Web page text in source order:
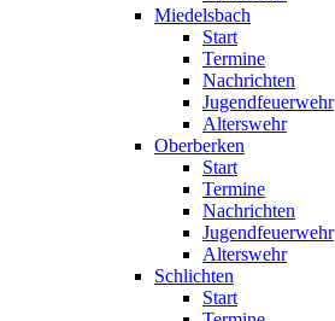
Miedelsbach
Start
Termine
Nachrichten
Jugendfeuerwehr
Alterswehr
Oberberken
Start
Termine
Nachrichten
Jugendfeuerwehr
Alterswehr
Schlichten
Start